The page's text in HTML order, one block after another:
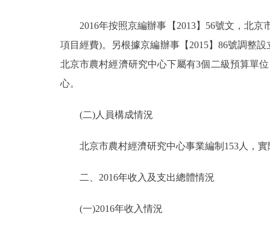
參與調查
走進北京
北京概況
綠色北京
ENGLISH
2016年按照京編辦事【2013】56號文，北京
項目經費)。另根據京編辦事【2015】86號調整
北京市農村經濟研究中心下屬有3個二級預算單
心。
(二)人員構成情況
北京市農村經濟研究中心事業編制153人，實
二、2016年收入及支出總體情況
(一)2016年收入情況